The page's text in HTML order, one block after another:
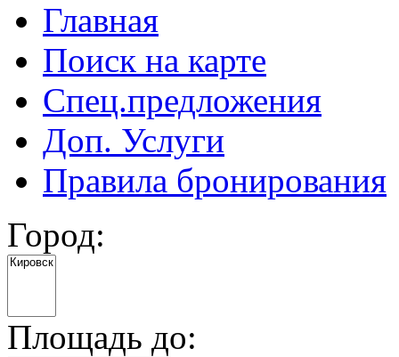
Главная
Поиск на карте
Спец.предложения
Доп. Услуги
Правила бронирования
Город:
Площадь до: